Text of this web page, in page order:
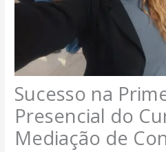
Sucesso na
Presencial do
Mediação de